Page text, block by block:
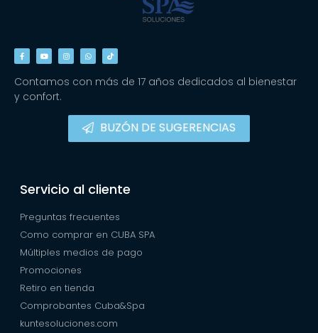
Contamos con más de 17 años dedicados al bienestar
y confort.
BUZÓN DE SUGERENCIAS
Servicio al cliente
Preguntas frecuentes
Como comprar en CUBA SPA
Múltiples medios de pago
Promociones
Retiro en tienda
Comprobantes Cuba&Spa
kuntesoluciones.com